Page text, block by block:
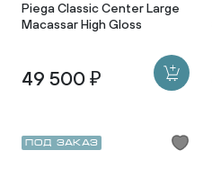
Piega Classic Center Large
Macassar High Gloss
49 500 ₽
Под заказ